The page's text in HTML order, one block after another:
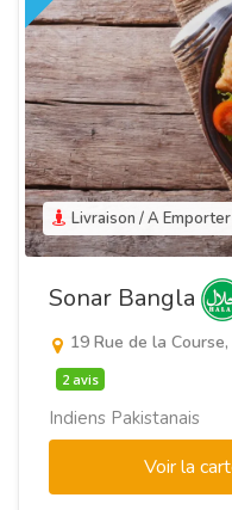
Livraison / A Emporter
Sonar Bangla
19 Rue de la
2 avis
Indiens Pakistanais
Voir la